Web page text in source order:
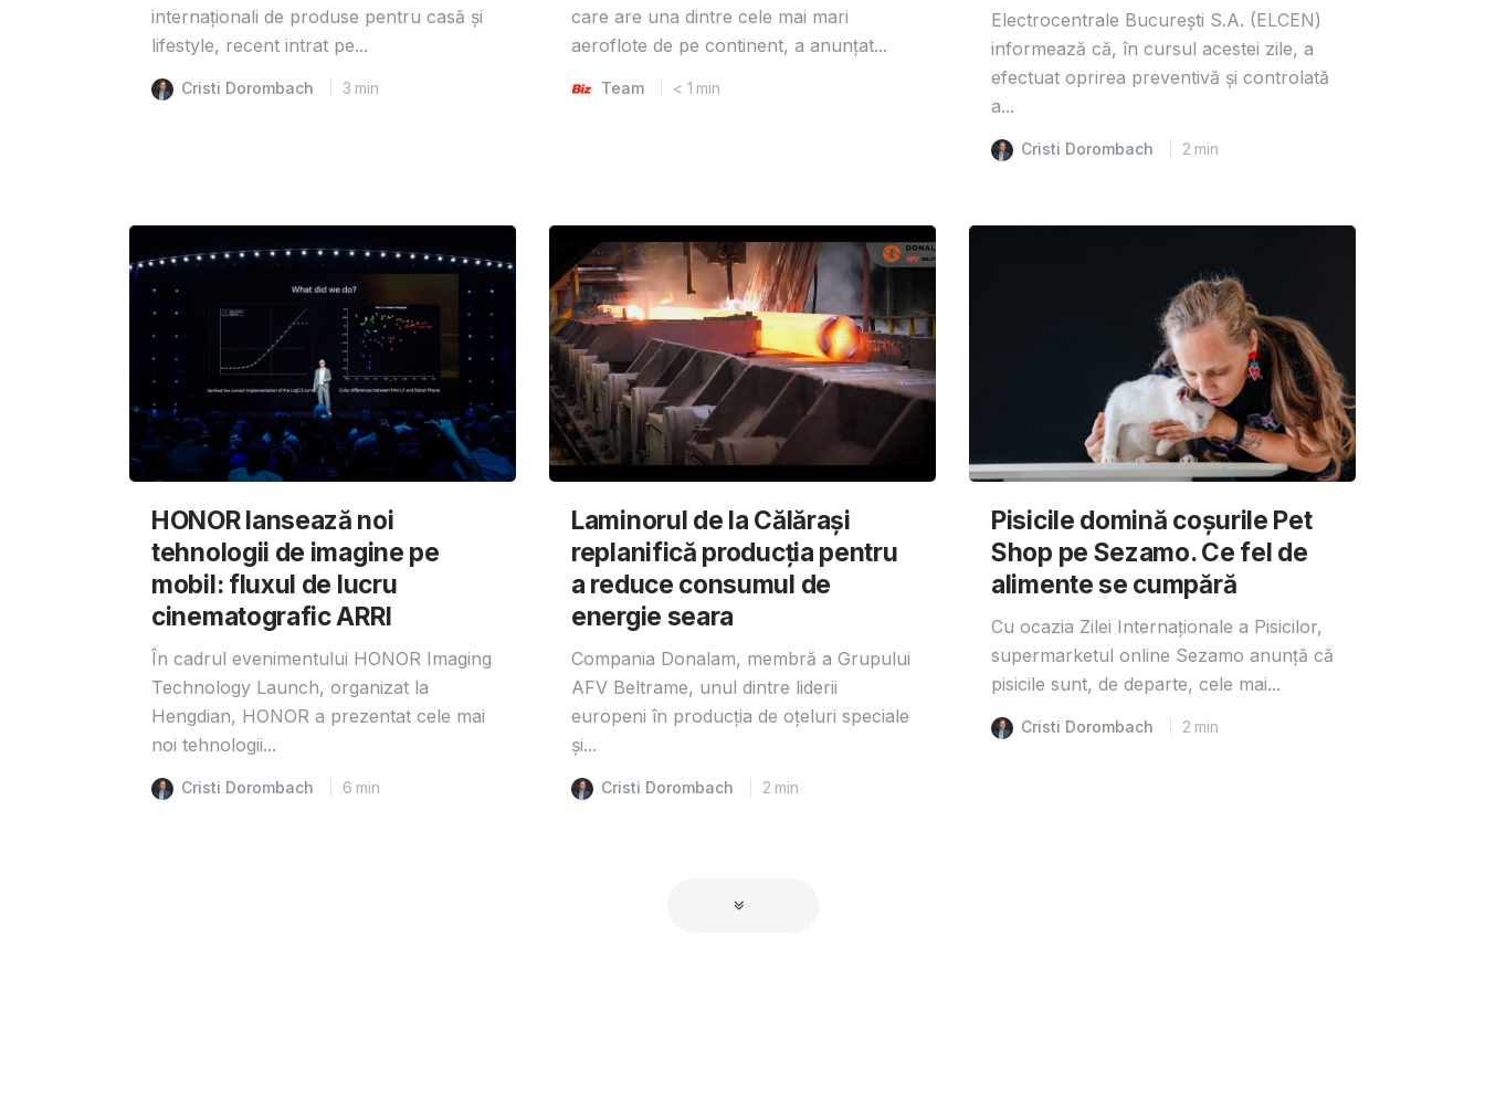
internaționali de produse pentru casă și
lifestyle, recent intrat pe...
Cristi Dorombach 3 min
care are una dintre cele mai mari
aeroflote de pe continent, a anunțat...
Team < 1 min
Electrocentrale București S.A. (ELCEN)
informează că, în cursul acestei zile, a
efectuat oprirea preventivă și controlată
a...
Cristi Dorombach 2 min
HONOR lansează noi
tehnologii de imagine pe
mobil: fluxul de lucru
cinematografic ARRI
În cadrul evenimentului HONOR Imaging
Technology Launch, organizat la
Hengdian, HONOR a prezentat cele mai
noi tehnologii...
Cristi Dorombach 6 min
Laminorul de la Călărași
replanifică producția pentru
a reduce consumul de
energie seara
Compania Donalam, membră a Grupului
AFV Beltrame, unul dintre liderii
europeni în producția de oțeluri speciale
și...
Cristi Dorombach 2 min
Pisicile domină coșurile Pet
Shop pe Sezamo. Ce fel de
alimente se cumpără
Cu ocazia Zilei Internaționale a Pisicilor,
supermarketul online Sezamo anunță că
pisicile sunt, de departe, cele mai...
Cristi Dorombach 2 min